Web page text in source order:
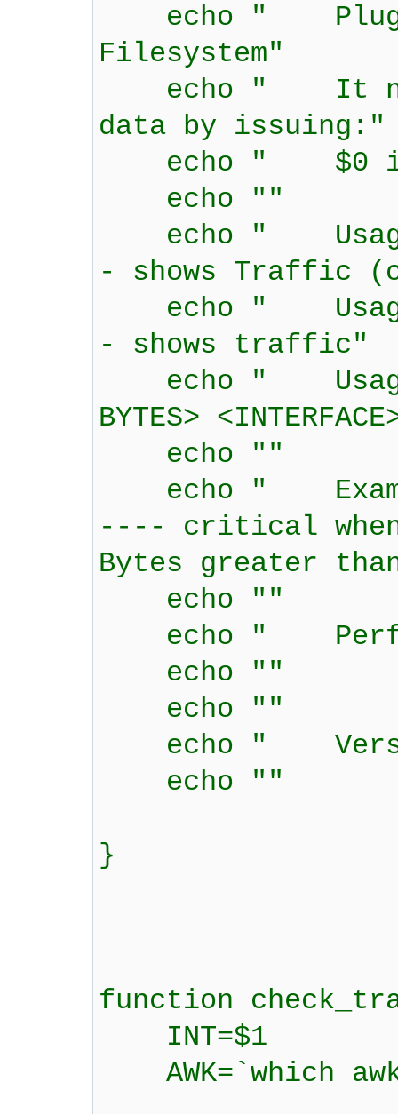
echo " Plugin
Filesystem"
echo " It now
data by issuing:"
echo " $0 init
echo ""
echo " Usage:
- shows Traffic
echo " Usage:
- shows traffic"
echo " Usage:
BYTES>
echo ""
echo "
---- critical
Bytes greater
echo ""
echo "
echo ""
echo ""
echo "
echo ""
}
function
INT=$1
AWK=`which